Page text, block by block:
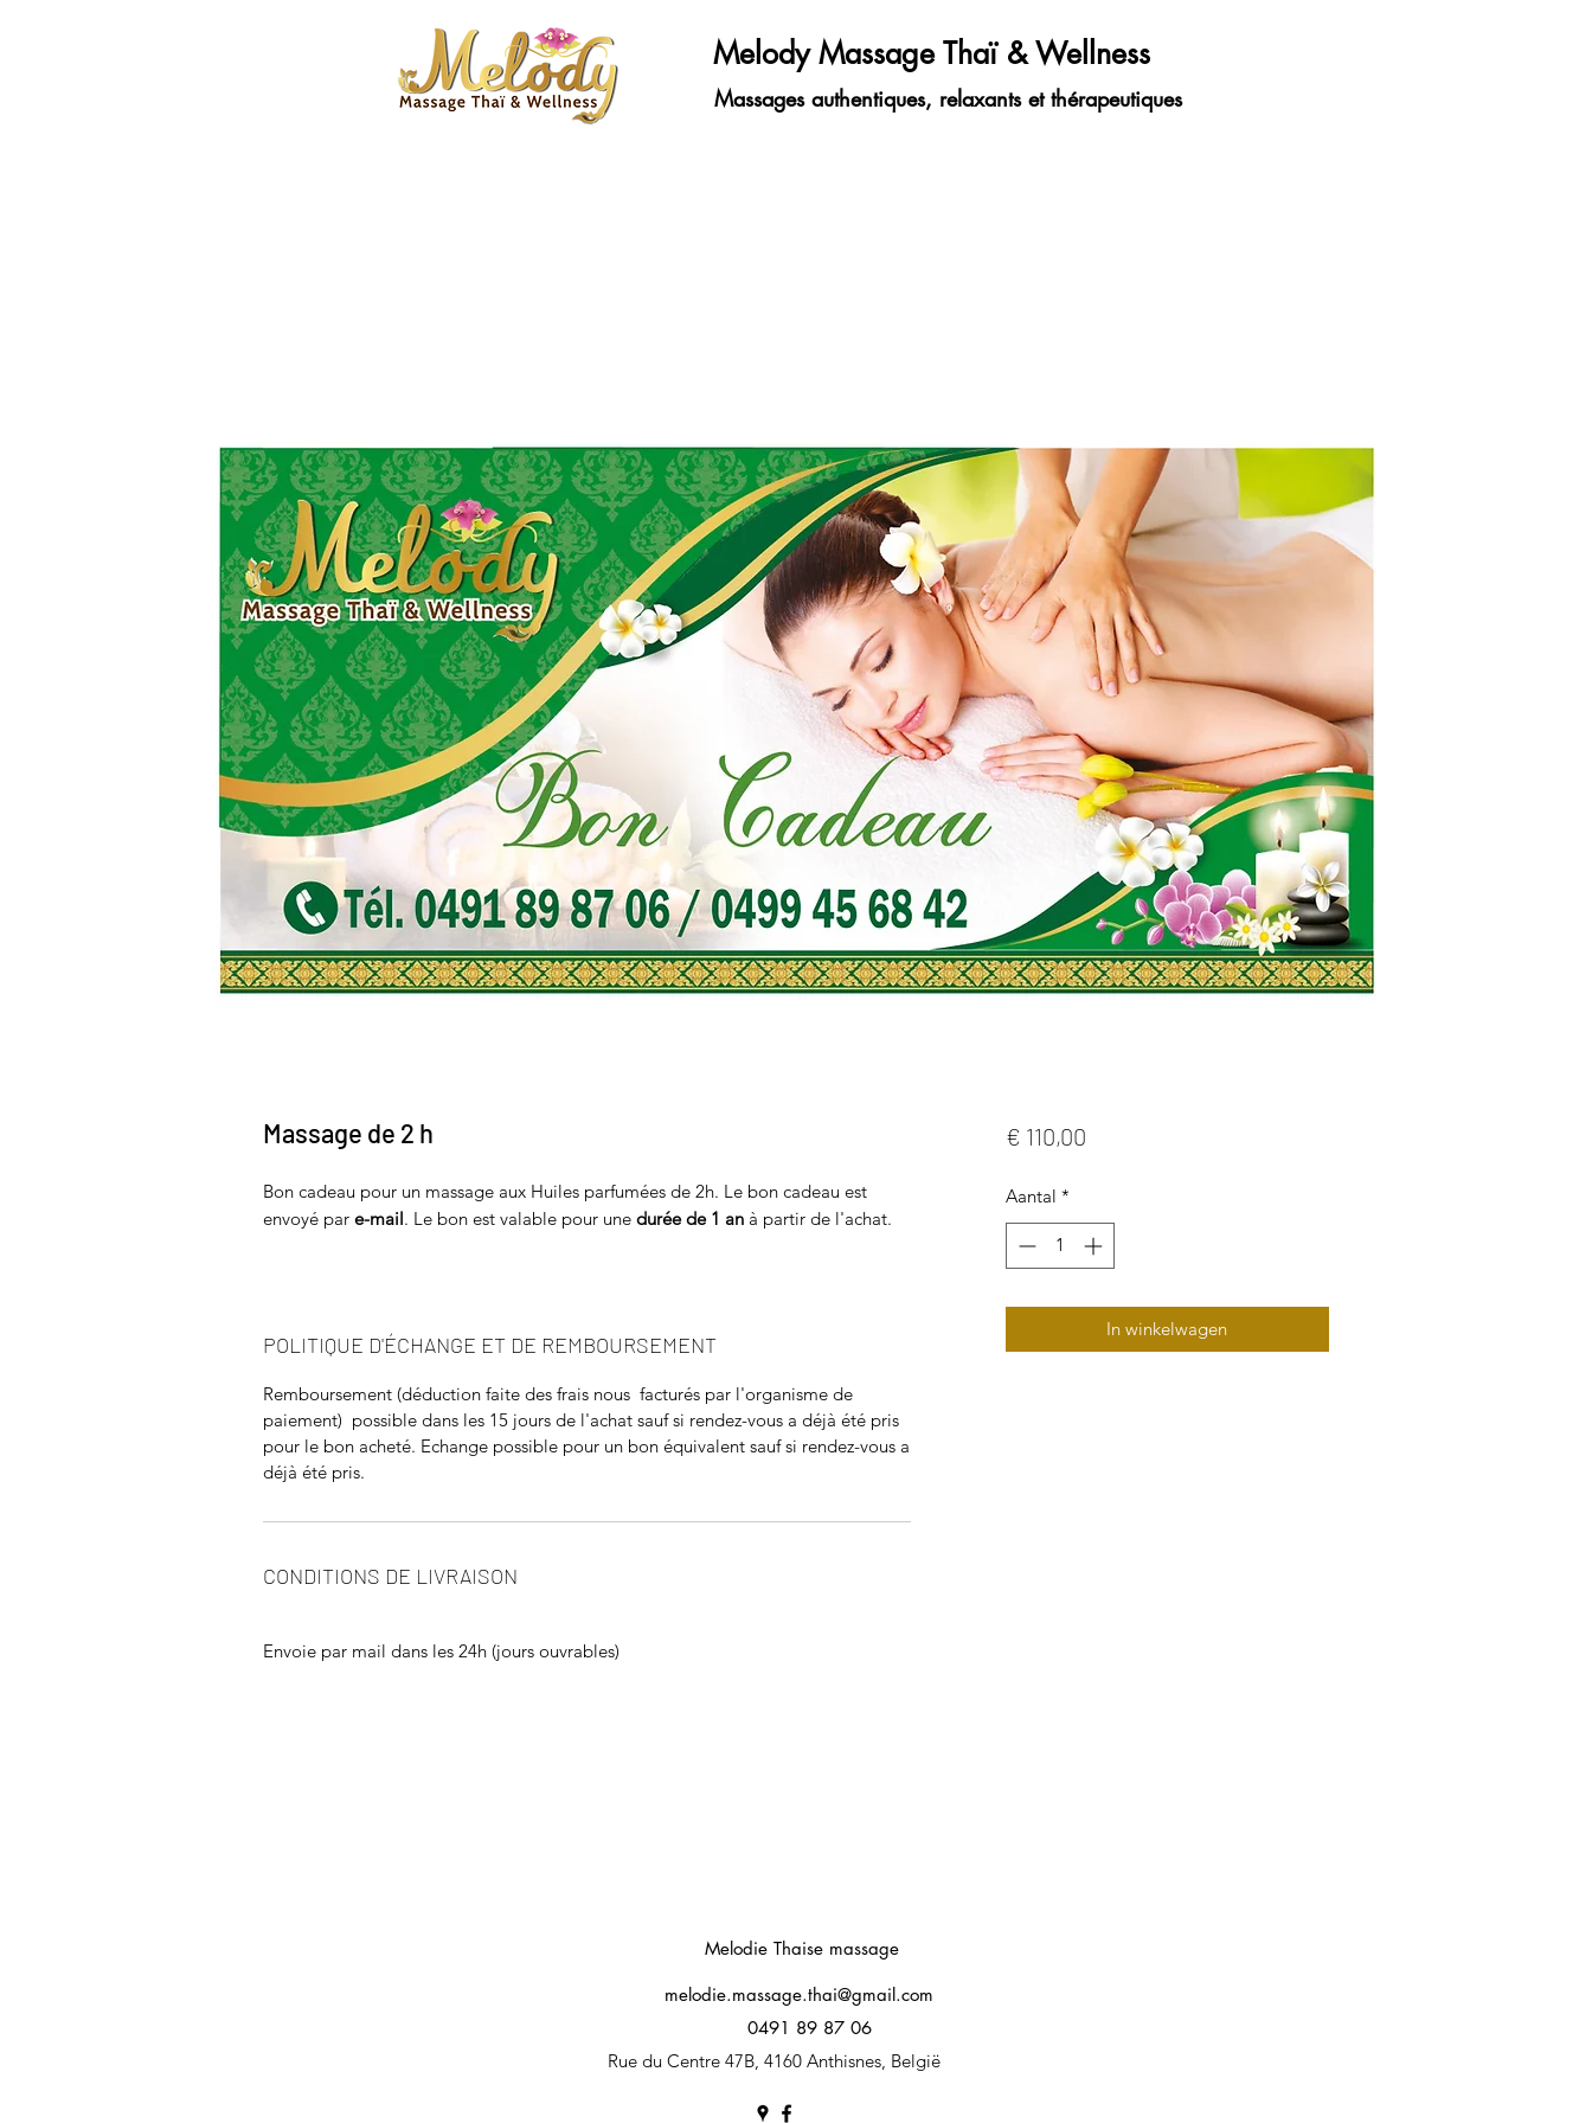
Melody Massage Thaï & Wellness
Massages authentiques, relaxants et thérapeutiques
Massage de 2 h
Bon cadeau pour un massage aux Huiles parfumées de 2h. Le bon cadeau est
envoyé par e-mail. Le bon est valable pour une durée de 1 an à partir de l'achat.
POLITIQUE D'ÉCHANGE ET DE REMBOURSEMENT
Remboursement (déduction faite des frais nous facturés par l'organisme de
paiement) possible dans les 15 jours de l'achat sauf si rendez-vous a déjà été pris
pour le bon acheté. Echange possible pour un bon équivalent sauf si rendez-vous a
déjà été pris.
CONDITIONS DE LIVRAISON
Envoie par mail dans les 24h (jours ouvrables)
€ 110,00Prijs
Aantal *
In winkelwagen
Melodie Thaise massage
melodie.massage.thai@gmail.com
0491 89 87 06
Rue du Centre 47B, 4160 Anthisnes, België